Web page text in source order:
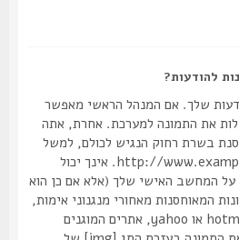
שלך. אם המנהל הראשי מאפשר
את התמונה למערכת. אחרת, אתה
רחוק הנגיש לכולם, למשל
http://www.example.com/my-picture.gif. אינך יכול
האישי שלך (אלא אם כן הוא
מאחורי מנגנוני אימות,
למשל תיבות הדואר של hotmail או yahoo, אתרים המוגנים